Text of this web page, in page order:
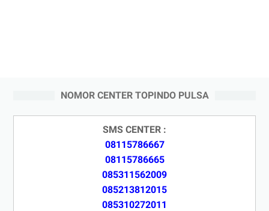
NOMOR CENTER TOPINDO PULSA
SMS CENTER :
08115786667
08115786665
085311562009
085213812015
085310272011